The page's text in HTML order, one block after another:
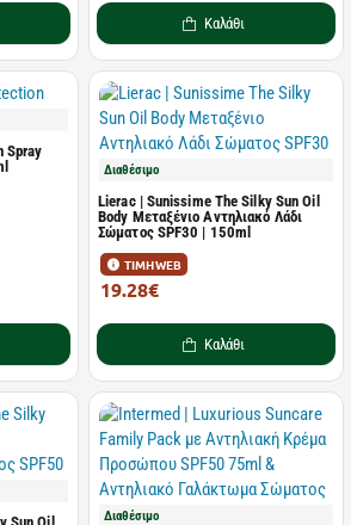
Καλάθι
Spray
Διαθέσιμο
Lierac | Sunissime The Silky Sun Oil
Body Mεταξένιο Aντηλιακό Λάδι
Σώματος SPF30 | 150ml
ΤΙΜΗ WEB
19.28€
Καλάθι
Διαθέσιμο